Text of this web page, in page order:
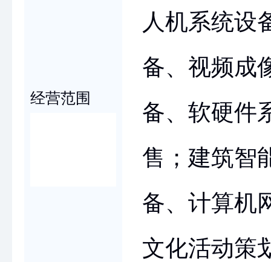
经营范围
人机系统设
备、视频成
备、软硬件
售；建筑智
备、计算机
文化活动策